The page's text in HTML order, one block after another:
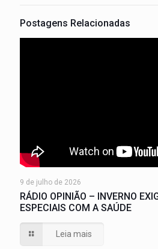
Postagens Relacionadas
9 de julho de 2026
RÁDIO OPINIÃO – INVERNO
ESPECIAIS COM A SAÚDE
Leia mais